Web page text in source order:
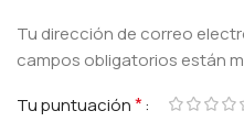
Tu dirección de correo
campos obligatorios están
Tu puntuación*